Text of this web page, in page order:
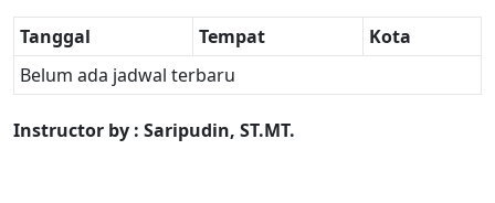
Tanggal Tempat
Kota
Belum ada jadwal terbaru
Instructor by : Saripudin, ST.MT.